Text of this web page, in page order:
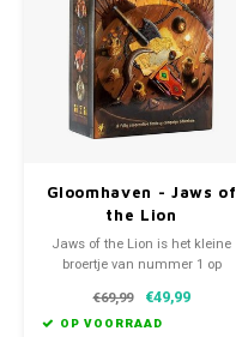
Favorieten van Siebe
Gloomhaven - Jaws of
the Lion
Jaws of the Lion is het kleine
broertje van nummer 1 op
De makkelijke set-up en goede
tutorial maken de 25 missies
€69,99 €49,99
OP VOORRAAD